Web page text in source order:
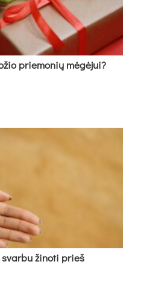
priemonių mėgėjui?
žinoti prieš